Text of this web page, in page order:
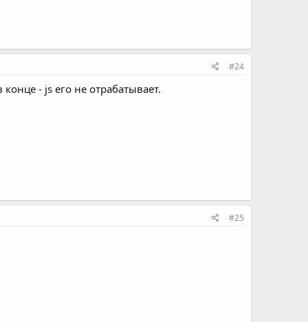
#24
- js его не отрабатывает.
#25